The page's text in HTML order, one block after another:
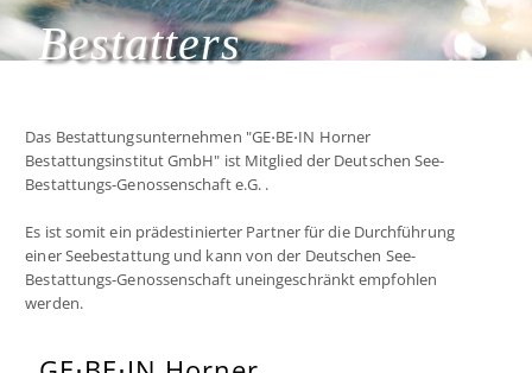
Bestatters
Das Bestattungsunternehmen "GE⋅BE⋅IN Horner
Bestattungsinstitut GmbH" ist Mitglied der Deutschen See-
Bestattungs-Genossenschaft e.G. .
Es ist somit ein prädestinierter Partner für die Durchführung
einer Seebestattung und kann von der Deutschen See-
Bestattungs-Genossenschaft uneingeschränkt empfohlen
werden.